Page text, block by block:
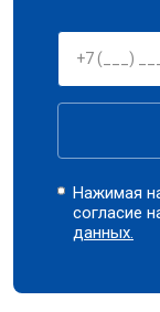
Нажимая
согласие
данных.